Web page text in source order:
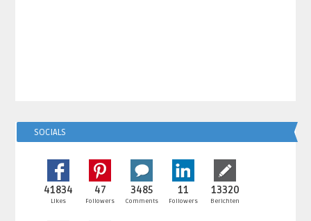
SOCIALS
41834
Likes
47
Followers
3485
Comments
11
Followers
13320
Berichten